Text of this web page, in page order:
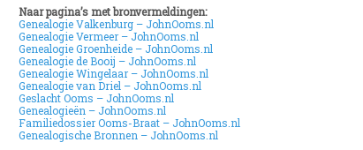
Naar pagina’s met bronvermeldingen:
Genealogie Valkenburg – JohnOoms.nl
Genealogie Vermeer – JohnOoms.nl
Genealogie Groenheide – JohnOoms.nl
Genealogie de Booij – JohnOoms.nl
Genealogie Wingelaar – JohnOoms.nl
Genealogie van Driel – JohnOoms.nl
Geslacht Ooms – JohnOoms.nl
Genealogieën – JohnOoms.nl
Familiedossier Ooms-Braat – JohnOoms.nl
Genealogische Bronnen – JohnOoms.nl